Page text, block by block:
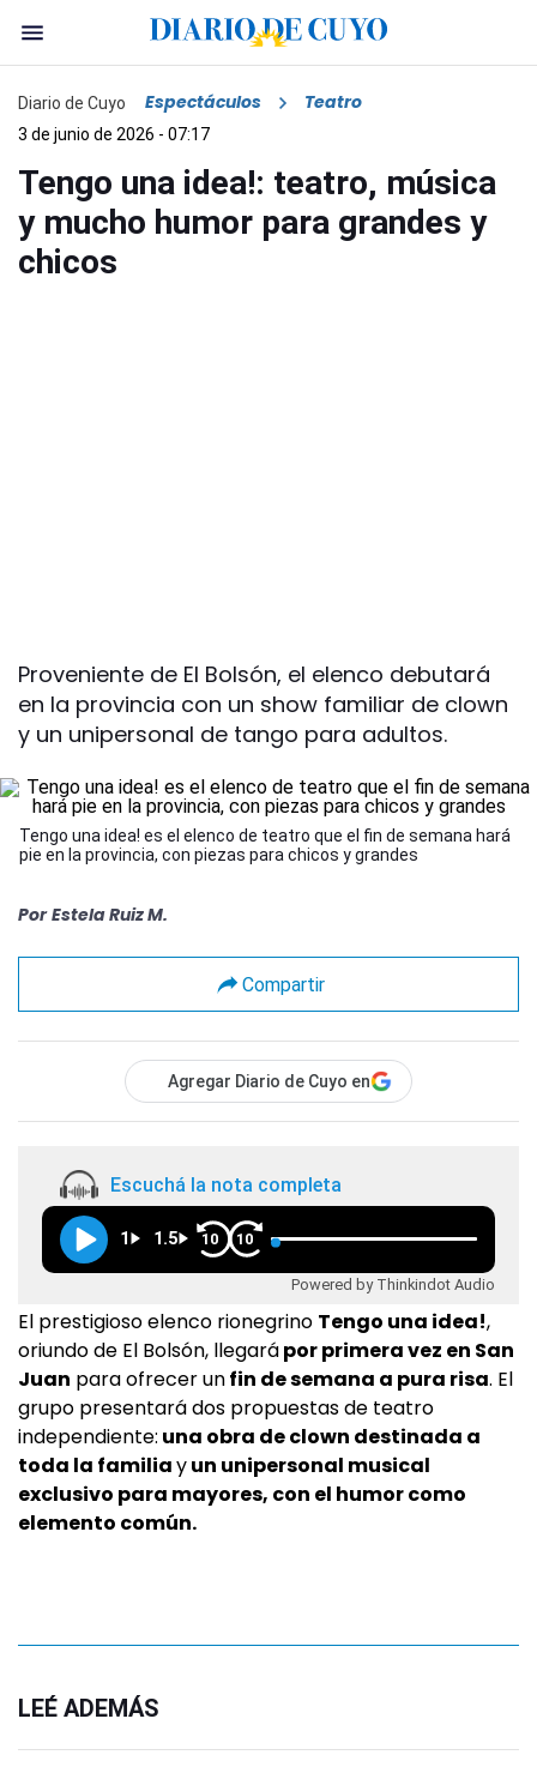
Diario de Cuyo Espectáculos Teatro
3 de junio de 2026 - 07:17
Tengo una idea!: teatro, música
y mucho humor para grandes y
chicos
Proveniente de El Bolsón, el elenco debutará
en la provincia con un show familiar de clown
y un unipersonal de tango para adultos.
Tengo una idea! es el elenco de teatro que el fin de semana hará
pie en la provincia, con piezas para chicos y grandes
Por Estela Ruiz M.
Compartir
Agregar Diario de Cuyo en
Escuchá la nota completa
1 1.5 10 10
Powered by Thinkindot Audio
El prestigioso elenco rionegrino Tengo una idea!,
oriundo de El Bolsón, llegarápor primera vez en San
Juan para ofrecer unfin de semana a pura risa. El
grupo presentará dos propuestas de teatro
independiente: una obra de clown destinada a
toda la familiayun unipersonal musical
exclusivo para mayores, con el humor como
elemento común.
LEÉ ADEMÁS